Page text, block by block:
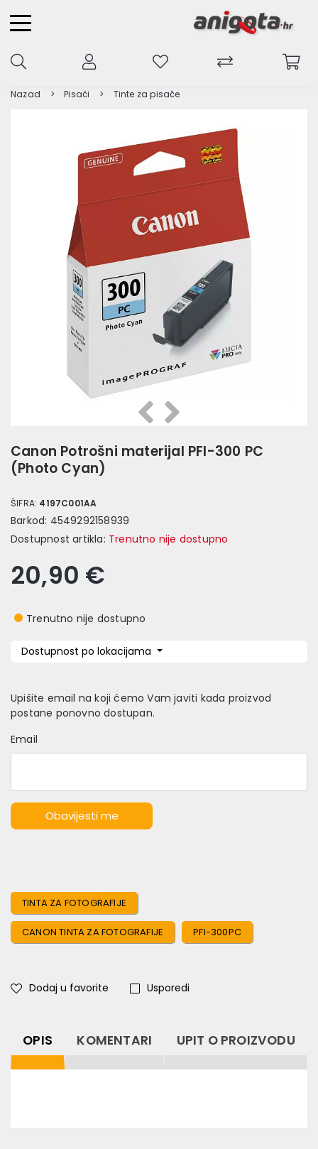
Nazad Pisači Tinte za pisače
PrethodnaSlijedeća
Canon Potrošni materijal PFI-300 PC
(Photo Cyan)
ŠIFRA: 4197C001AA
Barkod: 4549292158939
Dostupnost artikla: Trenutno nije dostupno
20,90 €
Trenutno nije dostupno
Dostupnost po lokacijama
Upišite email na koji ćemo Vam javiti kada proizvod
postane ponovno dostupan.
Email
Obavijesti me
TINTA ZA FOTOGRAFIJE
CANON TINTA ZA FOTOGRAFIJE PFI-300PC
Dodaj u favorite Usporedi
OPIS KOMENTARI UPIT O PROIZVODU